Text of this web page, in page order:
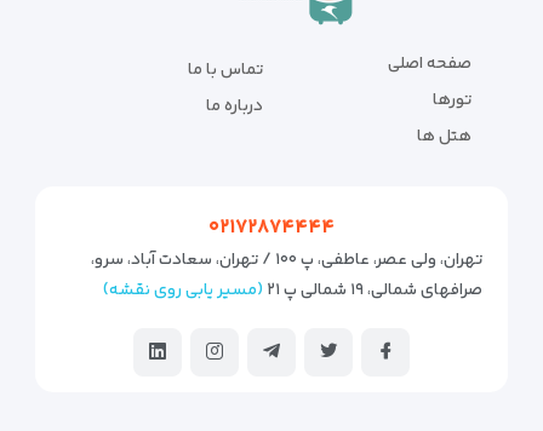
صفحه اصلی
تورها
هتل ها
تماس با ما
درباره ما
۰۲۱۷۲۸۷۴۴۴۴
تهران، ولی عصر، عاطفی، پ ۱۰۰ / تهران، سعادت آباد، سرو،
صرافهای شمالی، ۱۹ شمالی پ ۲۱
(مسیر یابی روی نقشه)